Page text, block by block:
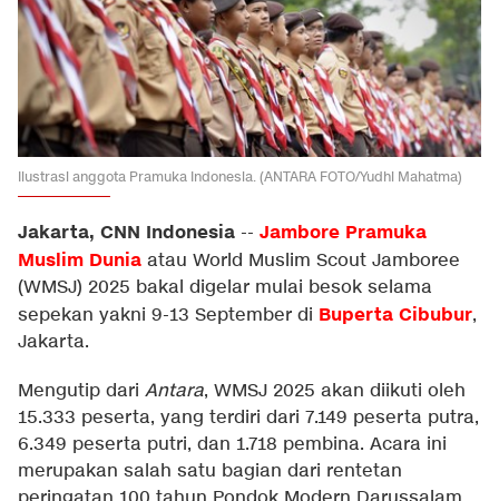
Ilustrasi anggota Pramuka Indonesia. (ANTARA FOTO/Yudhi Mahatma)
Jakarta, CNN Indonesia -- Jambore Pramuka
Muslim Dunia atau World Muslim Scout Jamboree
(WMSJ) 2025 bakal digelar mulai besok selama
sepekan yakni 9-13 September di Buperta Cibubur,
Jakarta.
Mengutip dari Antara, WMSJ 2025 akan diikuti oleh
15.333 peserta, yang terdiri dari 7.149 peserta putra,
6.349 peserta putri, dan 1.718 pembina. Acara ini
merupakan salah satu bagian dari rentetan